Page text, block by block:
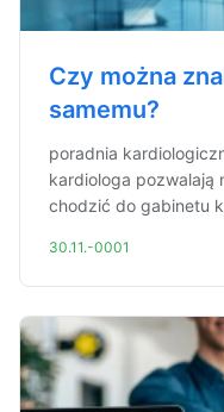
Czy można
samemu?
poradnia
kardiologa pozwalają
chodzić do gabinetu
30.11.-0001